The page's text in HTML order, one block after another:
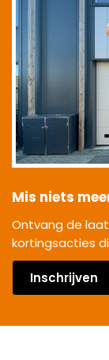
Mis niets
Ontvang de
kortingsacties
Inschrijven